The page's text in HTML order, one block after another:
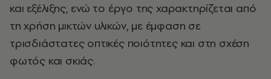
και εξέλιξης, ενώ το έργο της χαρακτηρίζεται από
τη χρήση μικτών υλικών, με έμφαση σε
τρισδιάστατες οπτικές ποιότητες και στη σχέση
φωτός και σκιάς.